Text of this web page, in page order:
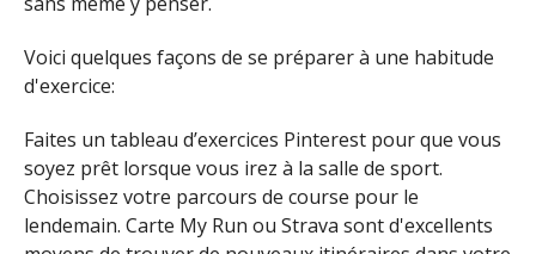
Voici quelques façons de se préparer à une habitude
d'exercice:
Faites un tableau d’exercices Pinterest pour que vous
soyez prêt lorsque vous irez à la salle de sport.
Choisissez votre parcours de course pour le
lendemain. Carte My Run ou Strava sont d'excellents